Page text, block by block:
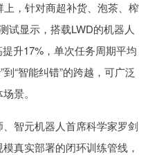
，针对商超补货、泡茶、榨
试显示，搭载LWD的机器人
升17%，单次任务周期平均
“智能纠错”的跨越，可广泛
景。
智元机器人首席科学家罗剑
真实部署的闭环训练管线，